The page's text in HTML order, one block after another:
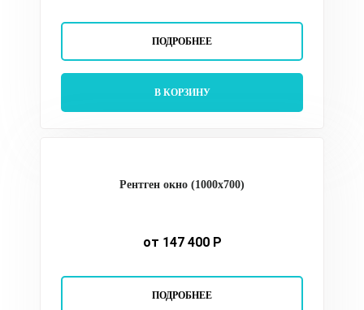
ПОДРОБНЕЕ
В КОРЗИНУ
Рентген окно (1000х700)
от 147 400 Р
ПОДРОБНЕЕ